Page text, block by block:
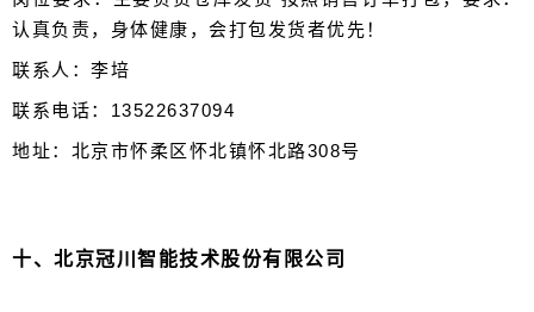
认真负责，身体健康，会打包发货者优先！
联系人：李培
联系电话：13522637094
地址：北京市怀柔区怀北镇怀北路308号
十、 北京冠川智能技术股份有限公司